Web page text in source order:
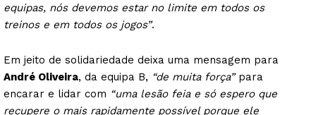
equipas, nós devemos estar no limite em todos os
treinos e em todos os jogos”.
Em jeito de solidariedade deixa uma mensagem para
André Oliveira, da equipa B, “de muita força”para
encarar e lidar com “uma lesão feia e só espero que
recupere o mais rapidamente possível porque ele